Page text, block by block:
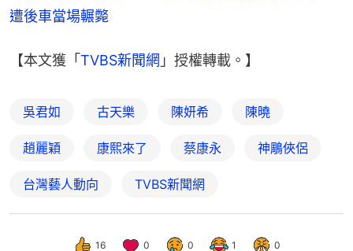
遭後車當場輾斃
【本文獲「TVBS新聞網 」授權轉載。】
吳君如 古天樂 陳妍希 陳曉
趙麗穎 康熙來了 蔡康永 神鵰俠侶
台灣藝人動向 TVBS新聞網
16 0 0 1 0